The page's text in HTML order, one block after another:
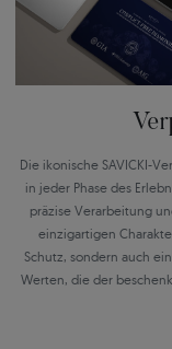
Die ikonische SAVICKI-
in jeder Phase des
präzise Verarbeitung
einzigartigen
Schutz, sondern auch
Werten, die der